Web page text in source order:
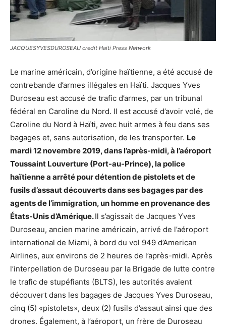
JACQUESYVESDUROSEAU credit Haiti Press Network
Le marine américain, d’origine haïtienne, a été accusé de
contrebande d’armes illégales en Haïti. Jacques Yves
Duroseau est accusé de trafic d’armes, par un tribunal
fédéral en Caroline du Nord. Il est accusé d’avoir volé, de
Caroline du Nord à Haïti, avec huit armes à feu dans ses
bagages et, sans autorisation, de les transporter. Le
mardi 12 novembre 2019, dans l’après-midi, à l’aéroport
Toussaint Louverture (Port-au-Prince), la police
haïtienne a arrêté pour détention de pistolets et de
fusils d’assaut découverts dans ses bagages par des
agents de l’immigration, un homme en provenance des
États-Unis d’Amérique.Il s’agissait de Jacques Yves
Duroseau, ancien marine américain, arrivé de l’aéroport
international de Miami, à bord du vol 949 d’American
Airlines, aux environs de 2 heures de l’après-midi. Après
l’interpellation de Duroseau par la Brigade de lutte contre
le trafic de stupéfiants (BLTS), les autorités avaient
découvert dans les bagages de Jacques Yves Duroseau,
cinq (5) «pistolets», deux (2) fusils d’assaut ainsi que des
drones. Également, à l’aéroport, un frère de Duroseau